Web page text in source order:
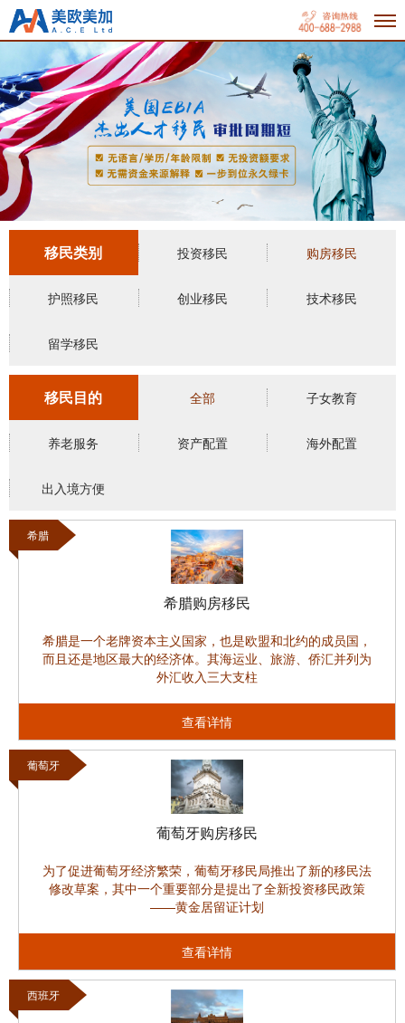
移民类别 投资移民 购房移民
护照移民 创业移民 技术移民
留学移民
移民目的 全部 子女教育
养老服务 资产配置 海外配置
出入境方便
希腊
希腊购房移民
希腊是一个老牌资本主义国家，也是欧盟和北约的成员国，
而且还是地区最大的经济体。其海运业、旅游、侨汇并列为
外汇收入三大支柱
查看详情
葡萄牙
葡萄牙购房移民
为了促进葡萄牙经济繁荣，葡萄牙移民局推出了新的移民法
修改草案，其中一个重要部分是提出了全新投资移民政策
——黄金居留证计划
查看详情
西班牙